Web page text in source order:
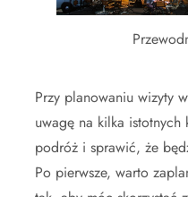
Przy planowaniu wizyty
uwagę na kilka istotnych
podróż i sprawić, że
Po pierwsze, warto